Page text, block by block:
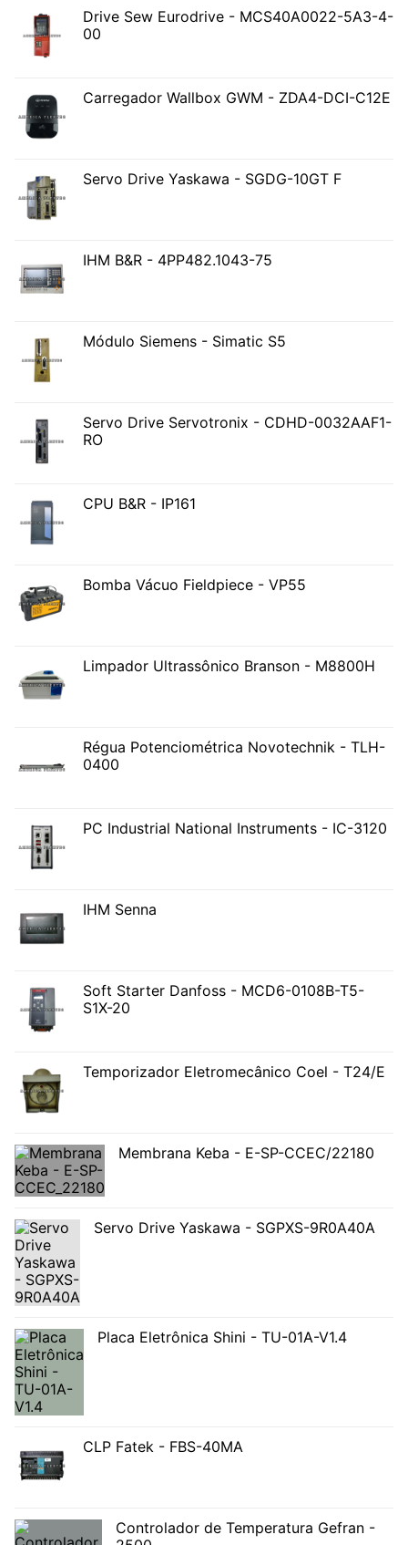
Drive Sew Eurodrive - MCS40A0022-5A3-4-
00
Carregador Wallbox GWM - ZDA4-DCI-C12E
Servo Drive Yaskawa - SGDG-10GT F
IHM B&R - 4PP482.1043-75
Módulo Siemens - Simatic S5
Servo Drive Servotronix - CDHD-0032AAF1-
RO
CPU B&R - IP161
Bomba Vácuo Fieldpiece - VP55
Limpador Ultrassônico Branson - M8800H
Régua Potenciométrica Novotechnik - TLH-
0400
PC Industrial National Instruments - IC-3120
IHM Senna
Soft Starter Danfoss - MCD6-0108B-T5-
S1X-20
Temporizador Eletromecânico Coel - T24/E
Membrana Keba - E-SP-CCEC/22180
Servo Drive Yaskawa - SGPXS-9R0A40A
Placa Eletrônica Shini - TU-01A-V1.4
CLP Fatek - FBS-40MA
Controlador de Temperatura Gefran -